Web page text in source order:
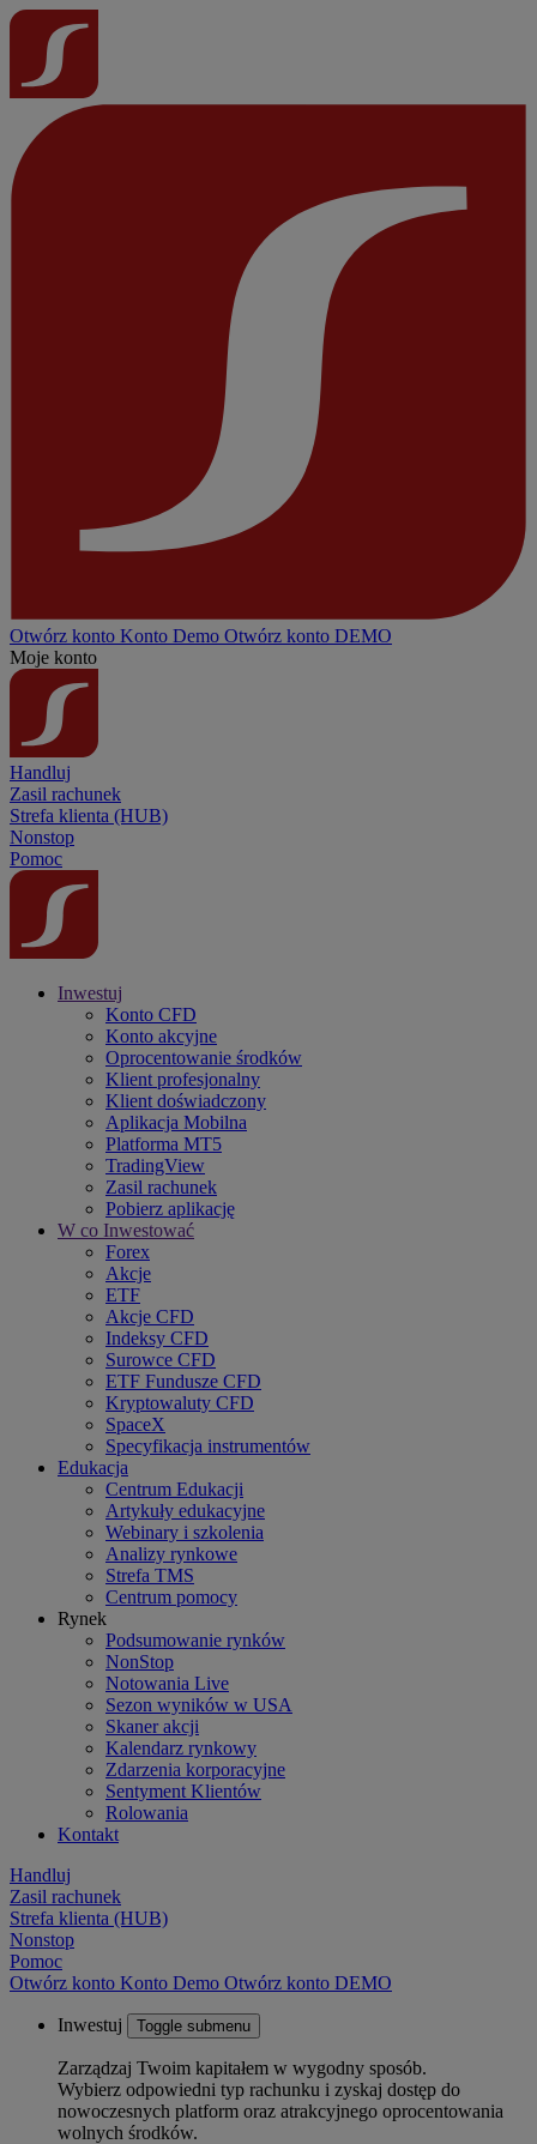
Otwórz konto Konto Demo Otwórz konto DEMO
Moje konto
Handluj
Zasil rachunek
Strefa klienta (HUB)
Nonstop
Pomoc
Inwestuj
Konto CFD
Konto akcyjne
Oprocentowanie środków
Klient profesjonalny
Klient doświadczony
Aplikacja Mobilna
Platforma MT5
TradingView
Zasil rachunek
Pobierz aplikację
W co Inwestować
Forex
Akcje
ETF
Akcje CFD
Indeksy CFD
Surowce CFD
ETF Fundusze CFD
Kryptowaluty CFD
SpaceX
Specyfikacja instrumentów
Edukacja
Centrum Edukacji
Artykuły edukacyjne
Webinary i szkolenia
Analizy rynkowe
Strefa TMS
Centrum pomocy
Rynek
Podsumowanie rynków
NonStop
Notowania Live
Sezon wyników w USA
Skaner akcji
Kalendarz rynkowy
Zdarzenia korporacyjne
Sentyment Klientów
Rolowania
Kontakt
Handluj
Zasil rachunek
Strefa klienta (HUB)
Nonstop
Pomoc
Otwórz konto Konto Demo Otwórz konto DEMO
Inwestuj Toggle submenu
Zarządzaj Twoim kapitałem w wygodny sposób.
Wybierz odpowiedni typ rachunku i zyskaj dostęp do
nowoczesnych platform oraz atrakcyjnego oprocentowania
wolnych środków.